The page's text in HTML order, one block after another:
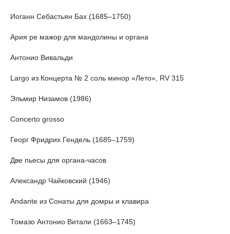
Иоганн Себастьян Бах (1685–1750)
Ария ре мажор для мандолины и органа
Антонио Вивальди
Largo из Концерта № 2 соль минор «Лето», RV 315
Эльмир Низамов (1986)
Concerto grosso
Георг Фридрих Гендель (1685–1759)
Две пьесы для органа-часов
Александр Чайковский (1946)
Andante из Сонаты для домры и клавира
Томазо Антонио Витали (1663–1745)